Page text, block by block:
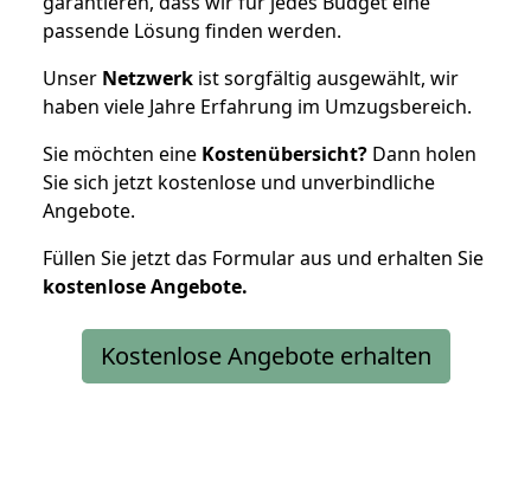
passende Lösung finden werden.
Unser Netzwerk ist sorgfältig ausgewählt, wir
haben viele Jahre Erfahrung im Umzugsbereich.
Sie möchten eine Kostenübersicht? Dann holen
Sie sich jetzt kostenlose und unverbindliche
Angebote.
Füllen Sie jetzt das Formular aus und erhalten Sie
kostenloseAngebote.
Kostenlose Angebote erhalten